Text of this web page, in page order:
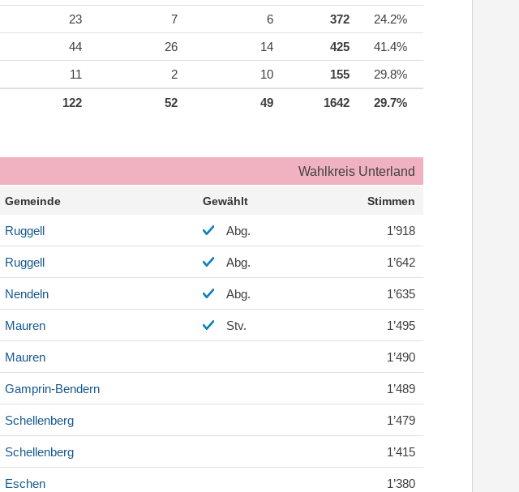
23 7 6 372
24.2%
44 26 14 425
41.4%
11 2 10 155 29.8%
122 52 49 1642 29.7%
Wahlkreis Unterland
Gemeinde Gewählt Stimmen
Ruggell Abg. 1’918
Ruggell Abg. 1’642
Nendeln Abg. 1’635
Mauren Stv. 1’495
Mauren 1’490
Gamprin-Bendern 1’489
Schellenberg 1’479
Schellenberg 1’415
Eschen 1’380